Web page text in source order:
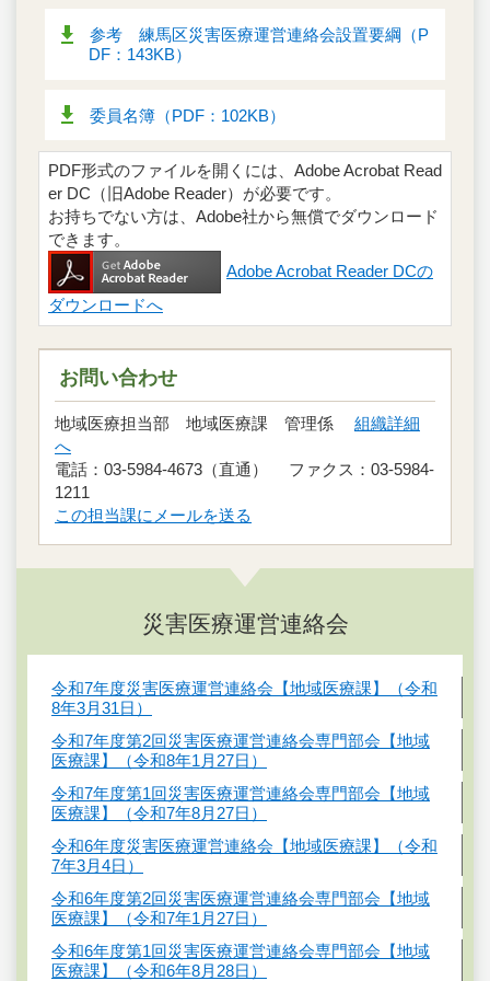
参考 練馬区災害医療運営連絡会設置要綱（P
DF：143KB）
委員名簿（PDF：102KB）
PDF形式のファイルを開くには、Adobe Acrobat Read
er DC（旧Adobe Reader）が必要です。
お持ちでない方は、Adobe社から無償でダウンロード
できます。
Adobe Acrobat Reader DCの
ダウンロードへ
お問い合わせ
地域医療担当部 地域医療課 管理係 組織詳細
へ
電話：03-5984-4673（直通） ファクス：03-5984-
1211
この担当課にメールを送る
災害医療運営連絡会
令和7年度災害医療運営連絡会【地域医療課】（令和
8年3月31日）
令和7年度第2回災害医療運営連絡会専門部会【地域
医療課】（令和8年1月27日）
令和7年度第1回災害医療運営連絡会専門部会【地域
医療課】（令和7年8月27日）
令和6年度災害医療運営連絡会【地域医療課】（令和
7年3月4日）
令和6年度第2回災害医療運営連絡会専門部会【地域
医療課】（令和7年1月27日）
令和6年度第1回災害医療運営連絡会専門部会【地域
医療課】（令和6年8月28日）